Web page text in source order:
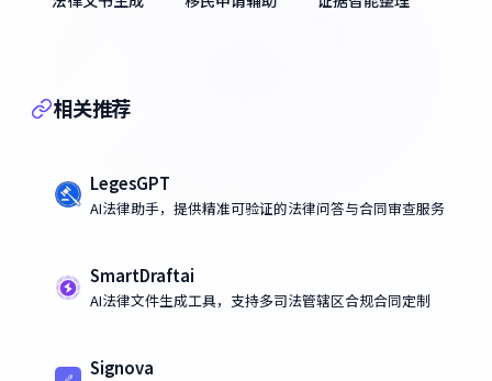
相关推荐
LegesGPT
AI法律助手，提供精准可验证的法律问答与合同审查服务
SmartDraftai
AI法律文件生成工具，支持多司法管辖区合规合同定制
Signova